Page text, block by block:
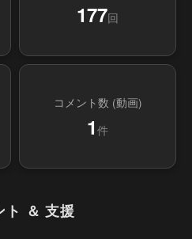
177回
コメント数 (動画)
1 件
ト ＆ 支援